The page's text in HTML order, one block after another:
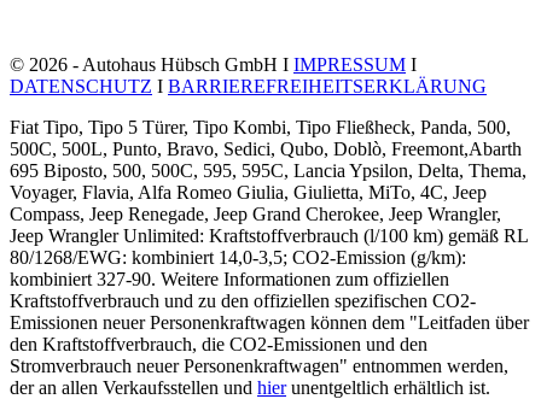
© 2026 - Autohaus Hübsch GmbH I IMPRESSUM I
DATENSCHUTZ I BARRIEREFREIHEITSERKLÄRUNG
Fiat Tipo, Tipo 5 Türer, Tipo Kombi, Tipo Fließheck, Panda, 500,
500C, 500L, Punto, Bravo, Sedici, Qubo, Doblò, Freemont,Abarth
695 Biposto, 500, 500C, 595, 595C, Lancia Ypsilon, Delta, Thema,
Voyager, Flavia, Alfa Romeo Giulia, Giulietta, MiTo, 4C, Jeep
Compass, Jeep Renegade, Jeep Grand Cherokee, Jeep Wrangler,
Jeep Wrangler Unlimited: Kraftstoffverbrauch (l/100 km) gemäß RL
80/1268/EWG: kombiniert 14,0-3,5; CO2-Emission (g/km):
kombiniert 327-90. Weitere Informationen zum offiziellen
Kraftstoffverbrauch und zu den offiziellen spezifischen CO2-
Emissionen neuer Personenkraftwagen können dem "Leitfaden über
den Kraftstoffverbrauch, die CO2-Emissionen und den
Stromverbrauch neuer Personenkraftwagen" entnommen werden,
der an allen Verkaufsstellen und hierunentgeltlich erhältlich ist.